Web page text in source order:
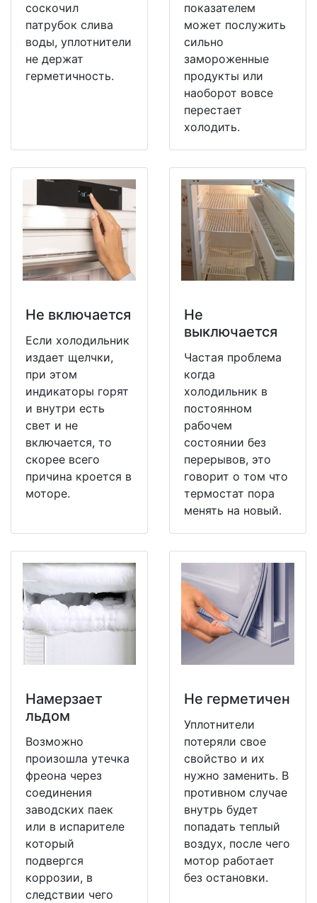
соскочил
патрубок слива
воды, уплотнители
не держат
герметичность.
показателем
может послужить
сильно
замороженные
продукты или
наоборот вовсе
перестает
холодить.
Не включается
Если холодильник
издает щелчки,
при этом
индикаторы горят
и внутри есть
свет и не
включается, то
скорее всего
причина кроется в
моторе.
Не
выключается
Частая проблема
когда
холодильник в
постоянном
рабочем
состоянии без
перерывов, это
говорит о том что
термостат пора
менять на новый.
Намерзает
льдом
Возможно
произошла утечка
фреона через
соединения
заводских паек
или в испарителе
который
подвергся
коррозии, в
следствии чего
Не герметичен
Уплотнители
потеряли свое
свойство и их
нужно заменить. В
противном случае
внутрь будет
попадать теплый
воздух, после чего
мотор работает
без остановки.